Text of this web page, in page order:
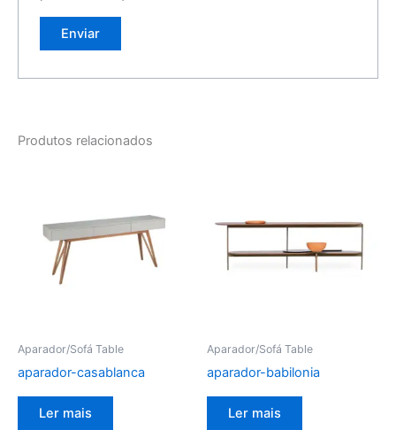
Produtos relacionados
Aparador/Sofá Table
aparador-casablanca
Ler mais
Aparador/Sofá Table
aparador-babilonia
Ler mais